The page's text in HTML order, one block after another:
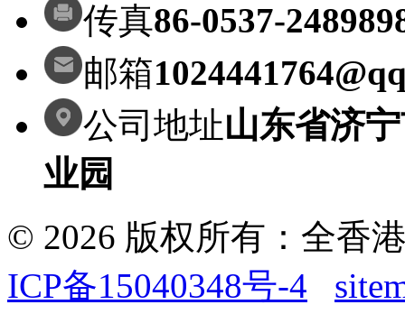
传真86-0537-
邮箱
公司地址山东省济
业园
© 2026 版权所有：全香
ICP备15040348号-4